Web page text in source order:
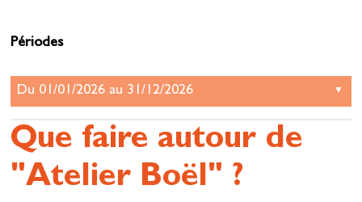
Périodes
Que faire autour de
"Atelier Boël" ?